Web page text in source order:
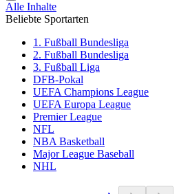
Alle Inhalte
Beliebte Sportarten
1. Fußball Bundesliga
2. Fußball Bundesliga
3. Fußball Liga
DFB-Pokal
UEFA Champions League
UEFA Europa League
Premier League
NFL
NBA Basketball
Major League Baseball
NHL